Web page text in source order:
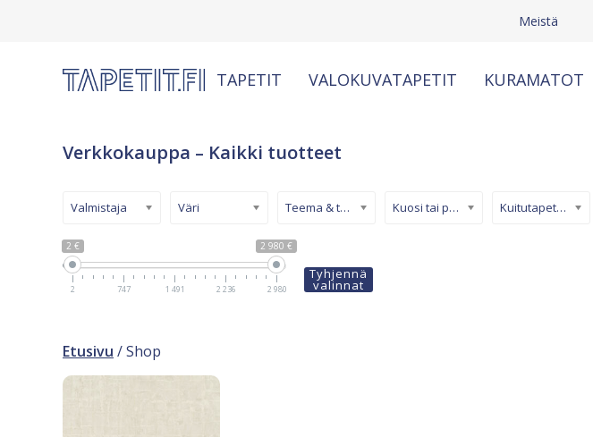
Meistä
TAPETIT VALOKUVATAPETIT KURAMATOT
Verkkokauppa – Kaikki tuotteet
2 € 2 980 €
2 747 1 491 2 236 2 980
Valmistaja Väri Teema & tyyli Kuosi tai pinta Kuitutapetti (non-woven)
Tyhjennä
valinnat
Etusivu / Shop